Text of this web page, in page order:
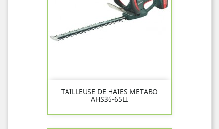
TAILLEUSE DE HAIES METABO
AHS36-65LI